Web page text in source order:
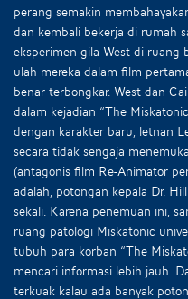
perang semakin
dan kembali bekerja di rumah
eksperimen gila West di ruang
ulah mereka dalam film
benar terbongkar. West dan
dalam kejadian “The
dengan karakter baru, letnan
secara tidak sengaja
(antagonis film Re-Animator
adalah, potongan kepala Dr.
sekali. Karena penemuan ini,
ruang patologi Miskatonic
tubuh para korban “The
mencari informasi lebih jauh.
terkuak kalau ada banyak